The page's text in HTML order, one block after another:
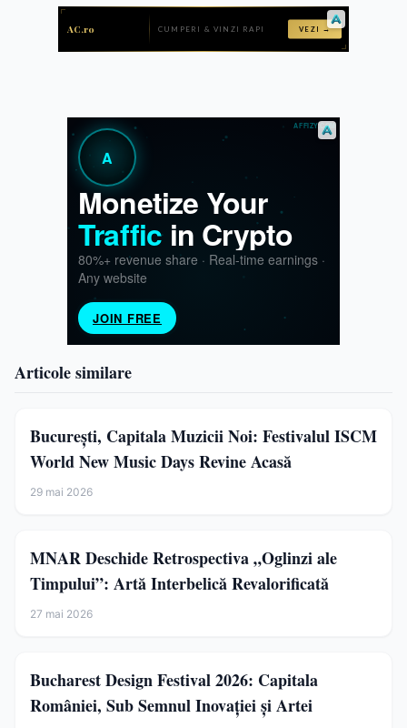
Articole similare
București, Capitala Muzicii Noi: Festivalul ISCM
World New Music Days Revine Acasă
29 mai 2026
MNAR Deschide Retrospectiva „Oglinzi ale
Timpului”: Artă Interbelică Revalorificată
27 mai 2026
Bucharest Design Festival 2026: Capitala
României, Sub Semnul Inovației și Artei